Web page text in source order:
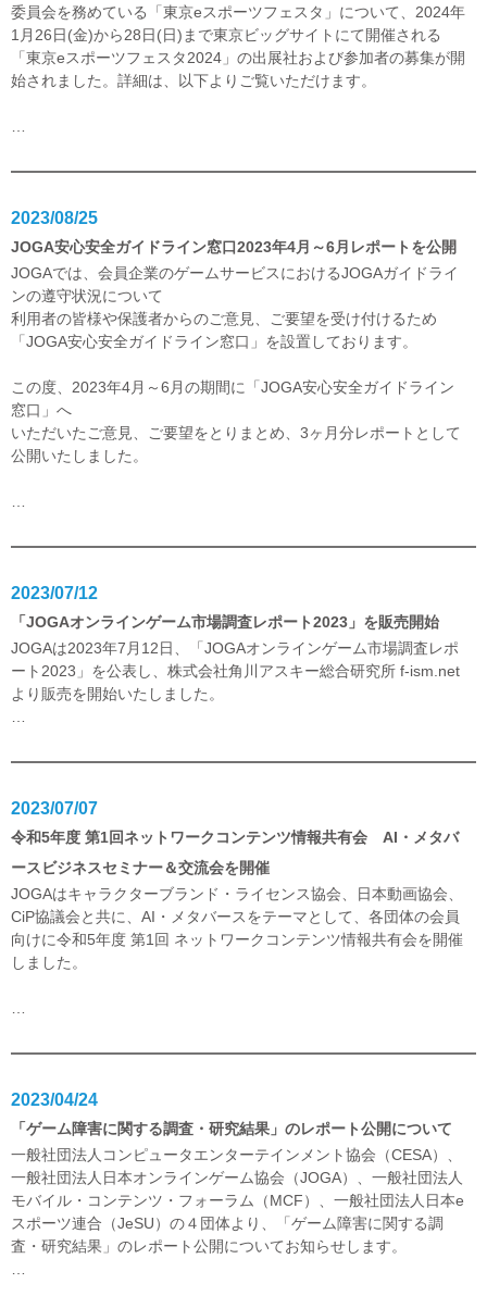
委員会を務めている「東京eスポーツフェスタ」について、2024年
1月26日(金)から28日(日)まで東京ビッグサイトにて開催される
「東京eスポーツフェスタ2024」の出展社および参加者の募集が開
始されました。詳細は、以下よりご覧いただけます。
2023/08/25
JOGA安心安全ガイドライン窓口2023年4月～6月レポートを公開
JOGAでは、会員企業のゲームサービスにおけるJOGAガイドライ
ンの遵守状況について
利用者の皆様や保護者からのご意見、ご要望を受け付けるため
「JOGA安心安全ガイドライン窓口」を設置しております。
この度、2023年4月～6月の期間に「JOGA安心安全ガイドライン
窓口」へ
いただいたご意見、ご要望をとりまとめ、3ヶ月分レポートとして
公開いたしました。
2023/07/12
「JOGAオンラインゲーム市場調査レポート2023」を販売開始
JOGAは2023年7月12日、「JOGAオンラインゲーム市場調査レポ
ート2023」を公表し、株式会社角川アスキー総合研究所 f-ism.net
より販売を開始いたしました。
2023/07/07
令和5年度 第1回ネットワークコンテンツ情報共有会 AI・メタバ
ースビジネスセミナー＆交流会を開催
JOGAはキャラクターブランド・ライセンス協会、日本動画協会、
CiP協議会と共に、AI・メタバースをテーマとして、各団体の会員
向けに令和5年度 第1回 ネットワークコンテンツ情報共有会を開催
しました。
2023/04/24
「ゲーム障害に関する調査・研究結果」のレポート公開について
一般社団法人コンピュータエンターテインメント協会（CESA）、
一般社団法人日本オンラインゲーム協会（JOGA）、一般社団法人
モバイル・コンテンツ・フォーラム（MCF）、一般社団法人日本e
スポーツ連合（JeSU）の４団体より、「ゲーム障害に関する調
査・研究結果」のレポート公開についてお知らせします。